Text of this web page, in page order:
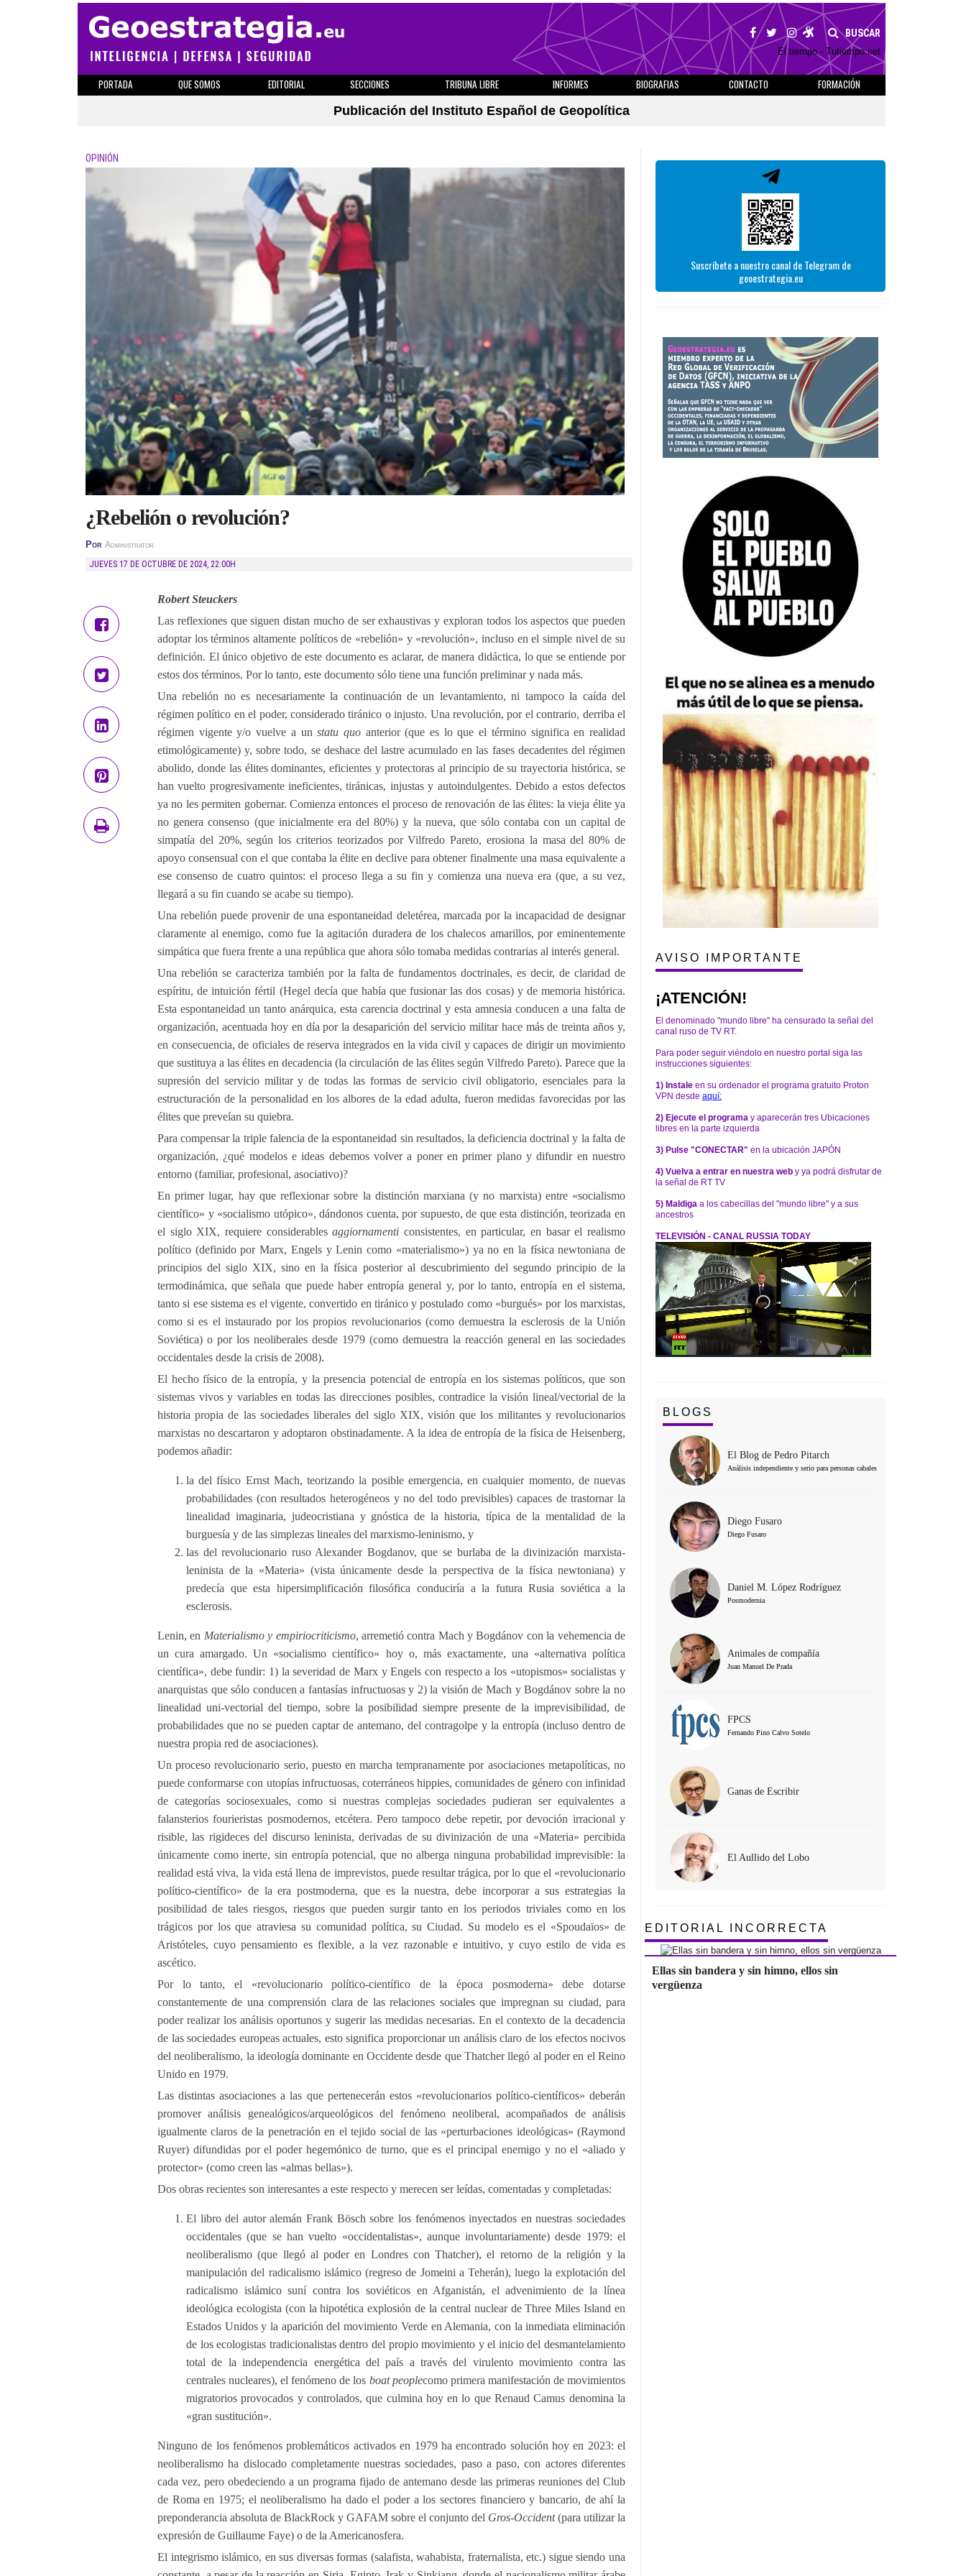
BUSCAR
El tiempo - Tutiempo.net
PORTADA QUE SOMOS EDITORIAL SECCIONES TRIBUNA LIBRE INFORMES BIOGRAFIAS CONTACTO
FORMACIÓN
Publicación del Instituto Español de Geopolítica
OPINIÓN
¿Rebelión o revolución?
Por Administrator
JUEVES 17 DE OCTUBRE DE 2024, 22:00H
Robert Steuckers
Las reflexiones que siguen distan mucho de ser exhaustivas y exploran todos los aspectos que pueden
adoptar los términos altamente políticos de «rebelión» y «revolución», incluso en el simple nivel de su
definición. El único objetivo de este documento es aclarar, de manera didáctica, lo que se entiende por
estos dos términos. Por lo tanto, este documento sólo tiene una función preliminar y nada más.
Una rebelión no es necesariamente la continuación de un levantamiento, ni tampoco la caída del
régimen político en el poder, considerado tiránico o injusto. Una revolución, por el contrario, derriba el
régimen vigente y/o vuelve a unstatu quo anterior (que es lo que el término significa en realidad
etimológicamente) y, sobre todo, se deshace del lastre acumulado en las fases decadentes del régimen
abolido, donde las élites dominantes, eficientes y protectoras al principio de su trayectoria histórica, se
han vuelto progresivamente ineficientes, tiránicas, injustas y autoindulgentes. Debido a estos defectos
ya no les permiten gobernar. Comienza entonces el proceso de renovación de las élites: la vieja élite ya
no genera consenso (que inicialmente era del 80%) y la nueva, que sólo contaba con un capital de
simpatía del 20%, según los criterios teorizados por Vilfredo Pareto, erosiona la masa del 80% de
apoyo consensual con el que contaba la élite en declive para obtener finalmente una masa equivalente a
ese consenso de cuatro quintos: el proceso llega a su fin y comienza una nueva era (que, a su vez,
llegará a su fin cuando se acabe su tiempo).
Una rebelión puede provenir de una espontaneidad deletérea, marcada por la incapacidad de designar
claramente al enemigo, como fue la agitación duradera de los chalecos amarillos, por eminentemente
simpática que fuera frente a una república que ahora sólo tomaba medidas contrarias al interés general.
Una rebelión se caracteriza también por la falta de fundamentos doctrinales, es decir, de claridad de
espíritu, de intuición fértil (Hegel decía que había que fusionar las dos cosas) y de memoria histórica.
Esta espontaneidad un tanto anárquica, esta carencia doctrinal y esta amnesia conducen a una falta de
organización, acentuada hoy en día por la desaparición del servicio militar hace más de treinta años y,
en consecuencia, de oficiales de reserva integrados en la vida civil y capaces de dirigir un movimiento
que sustituya a las élites en decadencia (la circulación de las élites según Vilfredo Pareto). Parece que la
supresión del servicio militar y de todas las formas de servicio civil obligatorio, esenciales para la
estructuración de la personalidad en los albores de la edad adulta, fueron medidas favorecidas por las
élites que preveían su quiebra.
Para compensar la triple falencia de la espontaneidad sin resultados, la deficiencia doctrinal y la falta de
organización, ¿qué modelos e ideas debemos volver a poner en primer plano y difundir en nuestro
entorno (familiar, profesional, asociativo)?
En primer lugar, hay que reflexionar sobre la distinción marxiana (y no marxista) entre «socialismo
científico» y «socialismo utópico», dándonos cuenta, por supuesto, de que esta distinción, teorizada en
el siglo XIX, requiere considerablesaggiornamenti consistentes, en particular, en basar el realismo
político (definido por Marx, Engels y Lenin como «materialismo») ya no en la física newtoniana de
principios del siglo XIX, sino en la física posterior al descubrimiento del segundo principio de la
termodinámica, que señala que puede haber entropía general y, por lo tanto, entropía en el sistema,
tanto si ese sistema es el vigente, convertido en tiránico y postulado como «burgués» por los marxistas,
como si es el instaurado por los propios revolucionarios (como demuestra la esclerosis de la Unión
Soviética) o por los neoliberales desde 1979 (como demuestra la reacción general en las sociedades
occidentales desde la crisis de 2008).
El hecho físico de la entropía, y la presencia potencial de entropía en los sistemas políticos, que son
sistemas vivos y variables en todas las direcciones posibles, contradice la visión lineal/vectorial de la
historia propia de las sociedades liberales del siglo XIX, visión que los militantes y revolucionarios
marxistas no descartaron y adoptaron obstinadamente. A la idea de entropía de la física de Heisenberg,
podemos añadir:
la del físico Ernst Mach, teorizando la posible emergencia, en cualquier momento, de nuevas
probabilidades (con resultados heterogéneos y no del todo previsibles) capaces de trastornar la
linealidad imaginaria, judeocristiana y gnóstica de la historia, típica de la mentalidad de la
burguesía y de las simplezas lineales del marxismo-leninismo, y
las del revolucionario ruso Alexander Bogdanov, que se burlaba de la divinización marxista-
leninista de la «Materia» (vista únicamente desde la perspectiva de la física newtoniana) y
predecía que esta hipersimplificación filosófica conduciría a la futura Rusia soviética a la
esclerosis.
Lenin, en Materialismo y empiriocriticismo, arremetió contra Mach y Bogdánov con la vehemencia de
un cura amargado. Un «socialismo científico» hoy o, más exactamente, una «alternativa política
científica», debe fundir: 1) la severidad de Marx y Engels con respecto a los «utopismos» socialistas y
anarquistas que sólo conducen a fantasías infructuosas y 2) la visión de Mach y Bogdánov sobre la no
linealidad uni-vectorial del tiempo, sobre la posibilidad siempre presente de la imprevisibilidad, de
probabilidades que no se pueden captar de antemano, del contragolpe y la entropía (incluso dentro de
nuestra propia red de asociaciones).
Un proceso revolucionario serio, puesto en marcha tempranamente por asociaciones metapolíticas, no
puede conformarse con utopías infructuosas, coterráneos hippies, comunidades de género con infinidad
de categorías sociosexuales, como si nuestras complejas sociedades pudieran ser equivalentes a
falansterios fourieristas posmodernos, etcétera. Pero tampoco debe repetir, por devoción irracional y
risible, las rigideces del discurso leninista, derivadas de su divinización de una «Materia» percibida
únicamente como inerte, sin entropía potencial, que no alberga ninguna probabilidad imprevisible: la
realidad está viva, la vida está llena de imprevistos, puede resultar trágica, por lo que el «revolucionario
político-científico» de la era postmoderna, que es la nuestra, debe incorporar a sus estrategias la
posibilidad de tales riesgos, riesgos que pueden surgir tanto en los periodos triviales como en los
trágicos por los que atraviesa su comunidad política, su Ciudad. Su modelo es el «Spoudaïos» de
Aristóteles, cuyo pensamiento es flexible, a la vez razonable e intuitivo, y cuyo estilo de vida es
ascético.
Por lo tanto, el «revolucionario político-científico de la época posmoderna» debe dotarse
constantemente de una comprensión clara de las relaciones sociales que impregnan su ciudad, para
poder realizar los análisis oportunos y sugerir las medidas necesarias. En el contexto de la decadencia
de las sociedades europeas actuales, esto significa proporcionar un análisis claro de los efectos nocivos
del neoliberalismo, la ideología dominante en Occidente desde que Thatcher llegó al poder en el Reino
Unido en 1979.
Las distintas asociaciones a las que pertenecerán estos «revolucionarios político-científicos» deberán
promover análisis genealógicos/arqueológicos del fenómeno neoliberal, acompañados de análisis
igualmente claros de la penetración en el tejido social de las «perturbaciones ideológicas» (Raymond
Ruyer) difundidas por el poder hegemónico de turno, que es el principal enemigo y no el «aliado y
protector» (como creen las «almas bellas»).
Dos obras recientes son interesantes a este respecto y merecen ser leídas, comentadas y completadas:
El libro del autor alemán Frank Bösch sobre los fenómenos inyectados en nuestras sociedades
occidentales (que se han vuelto «occidentalistas», aunque involuntariamente) desde 1979: el
neoliberalismo (que llegó al poder en Londres con Thatcher), el retorno de la religión y la
manipulación del radicalismo islámico (regreso de Jomeini a Teherán), luego la explotación del
radicalismo islámico suní contra los soviéticos en Afganistán, el advenimiento de la línea
ideológica ecologista (con la hipotética explosión de la central nuclear de Three Miles Island en
Estados Unidos y la aparición del movimiento Verde en Alemania, con la inmediata eliminación
de los ecologistas tradicionalistas dentro del propio movimiento y el inicio del desmantelamiento
total de la independencia energética del país a través del virulento movimiento contra las
centrales nucleares), el fenómeno de los boat peoplecomo primera manifestación de movimientos
migratorios provocados y controlados, que culmina hoy en lo que Renaud Camus denomina la
«gran sustitución».
Ninguno de los fenómenos problemáticos activados en 1979 ha encontrado solución hoy en 2023: el
neoliberalismo ha dislocado completamente nuestras sociedades, paso a paso, con actores diferentes
cada vez, pero obedeciendo a un programa fijado de antemano desde las primeras reuniones del Club
de Roma en 1975; el neoliberalismo ha dado el poder a los sectores financiero y bancario, de ahí la
preponderancia absoluta de BlackRock y GAFAM sobre el conjunto del Gros-Occident(para utilizar la
expresión de Guillaume Faye) o de la Americanosfera.
El integrismo islámico, en sus diversas formas (salafista, wahabista, fraternalista, etc.) sigue siendo una
Suscríbete a nuestro canal de Telegram de
geoestrategia.eu
AVISO IMPORTANTE
¡ATENCIÓN!
El denominado "mundo libre" ha censurado la señal del
canal ruso de TV RT.
Para poder seguir viéndolo en nuestro portal siga las
instrucciones siguientes:
1) Instale en su ordenador el programa gratuito Proton
VPN desde aquí:
2) Ejecute el programa y aparecerán tres Ubicaciones
libres en la parte izquierda
3) Pulse "CONECTAR" en la ubicación JAPÓN
4) Vuelva a entrar en nuestra web y ya podrá disfrutar de
la señal de RT TV
5) Maldiga a los cabecillas del "mundo libre" y a sus
ancestros
TELEVISIÓN - CANAL RUSSIA TODAY
BLOGS
El Blog de Pedro Pitarch
Análisis independiente y serio para personas cabales
Diego Fusaro
Diego Fusaro
Daniel M. López Rodríguez
Posmodernia
Animales de compañía
Juan Manuel De Prada
FPCS
Fernando Pino Calvo Sotelo
Ganas de Escribir
El Aullido del Lobo
EDITORIAL INCORRECTA
Ellas sin bandera y sin himno, ellos sin
vergüenza